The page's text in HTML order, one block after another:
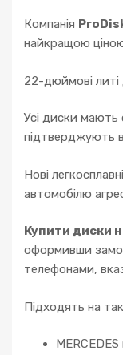
Компанія
найкращою
22-дюймові литі
Усі диски мають
підтверджують
Нові
автомобілю
Купити диски
оформивши
телефонами,
Підходять на